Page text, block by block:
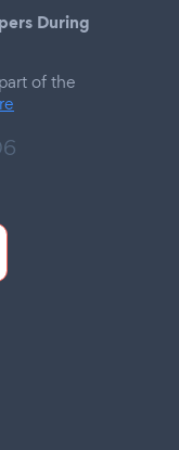
During
of the